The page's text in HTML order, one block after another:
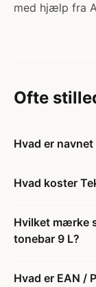
med hjælp fra
Ofte
Hvad er
Hvad koster
Hvilket mærke
tonebar 9 L?
Hvad er EAN /